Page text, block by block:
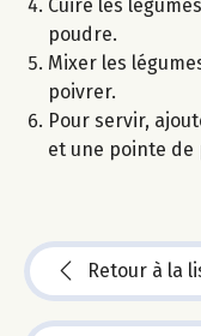
Cuire les
poudre.
Mixer les
poivrer.
Pour servir,
et une pointe de
Retour à la